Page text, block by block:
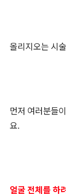
올리지오는 시
먼저 여러분들
요.
얼굴 전체를 하